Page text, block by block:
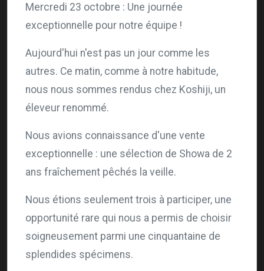
Mercredi 23 octobre : Une journée
exceptionnelle pour notre équipe !
Aujourd'hui n'est pas un jour comme les
autres. Ce matin, comme à notre habitude,
nous nous sommes rendus chez Koshiji, un
éleveur renommé.
Nous avions connaissance d'une vente
exceptionnelle : une sélection de Showa de 2
ans fraîchement pêchés la veille.
Nous étions seulement trois à participer, une
opportunité rare qui nous a permis de choisir
soigneusement parmi une cinquantaine de
splendides spécimens.